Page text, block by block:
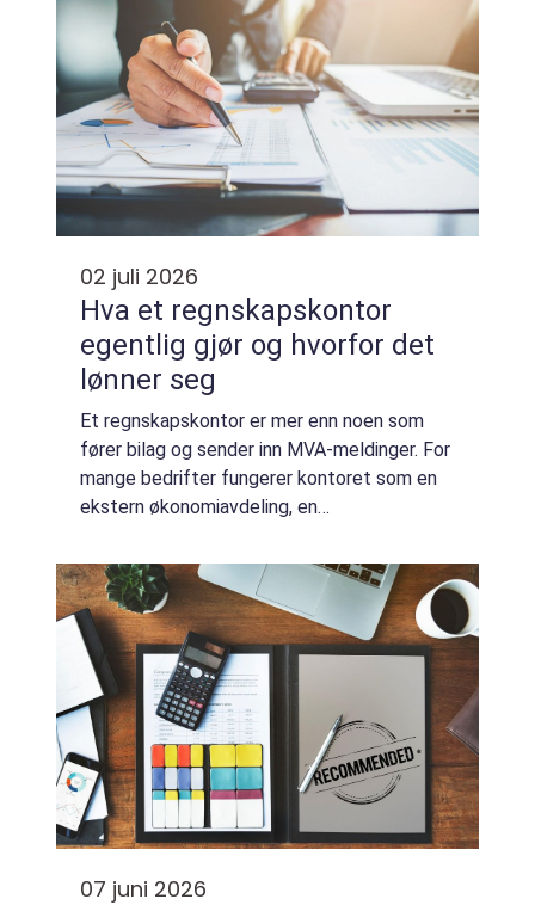
02 juli 2026
Hva et regnskapskontor
egentlig gjør og hvorfor det
lønner seg
Et regnskapskontor er mer enn noen som
fører bilag og sender inn MVA-meldinger. For
mange bedrifter fungerer kontoret som en
ekstern økonomiavdeling, en
en trygghet for at tallene stemmer. Når
regnskapet e...
07 juni 2026